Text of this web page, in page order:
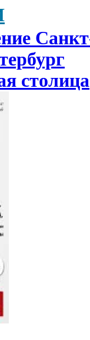
столица